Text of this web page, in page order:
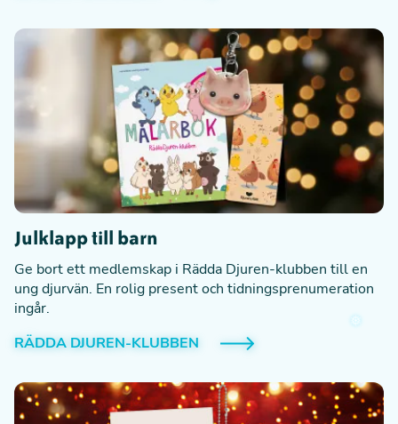
Julklapp till barn
Ge bort ett medlemskap i Rädda Djuren-klubben till en
ung djurvän. En rolig present och tidningsprenumeration
ingår.
RÄDDA DJUREN-KLUBBEN